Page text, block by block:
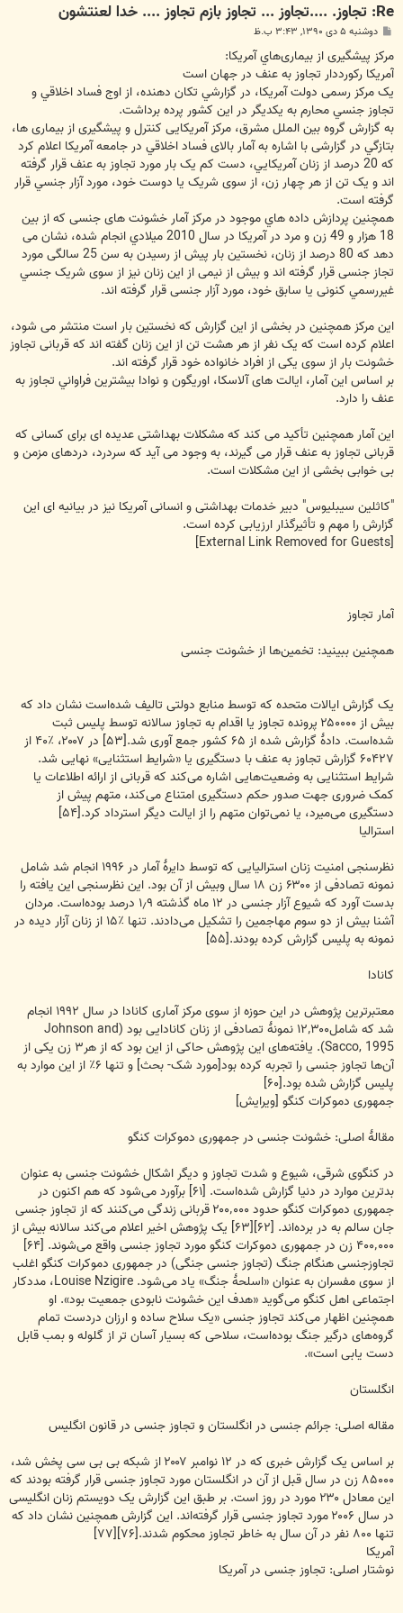
Re: تجاوز. ....تجاوز ... تجاوز بازم تجاوز .... خدا لعنتشون
ت
دوشنبه ۵ دی ۱۳۹۰, ۳:۴۳ ب.ظ
مرکز پیشگیری از بیماری‌هاي آمريکا:
آمريکا رکورددار تجاوز به عنف در جهان است
یک مرکز رسمی دولت آمریکا، در گزارشي تکان دهنده، از اوج فساد اخلاقي و
تجاوز جنسي محارم به يکديگر در این کشور پرده برداشت.
به گزارش گروه بين الملل مشرق، مرکز آمریکایی کنترل و پیشگیری از بیماری ها،
بتازگي در گزارشی با اشاره به آمار بالای فساد اخلاقي در جامعه آمریکا اعلام کرد
که 20 درصد از زنان آمریکايي، دست کم یک بار مورد تجاوز به عنف قرار گرفته
اند و يک تن از هر چهار زن، از سوی شریک يا دوست خود، مورد آزار جنسي قرار
گرفته است.
همچنین پردازش داده هاي موجود در مرکز آمار خشونت های جنسی که از بین
18 هزار و 49 زن و مرد در آمریکا در سال 2010 ميلادي انجام شده، نشان می
دهد که 80 درصد از زنان، نخستين بار پيش از رسیدن به سن 25 سالگی مورد
تجاز جنسی قرار گرفته اند و بیش از نیمی از این زنان نیز از سوی شريک جنسي
غيررسمي کنونی یا سابق خود، مورد آزار جنسی قرار گرفته اند.
این مرکز همچنين در بخشی از اين گزارش که نخستین بار است منتشر می شود،
اعلام کرده است که یک نفر از هر هشت تن از این زنان گفته اند که قربانی تجاوز
خشونت بار از سوی یکی از افراد خانواده خود قرار گرفته اند.
بر اساس این آمار، ایالت های آلاسکا، اوریگون و نوادا بیشترین فراواني تجاوز به
عنف را دارد.
این آمار همچنين تأکید می کند که مشکلات بهداشتی عدیده ای برای کسانی که
قربانی تجاوز به عنف قرار می گیرند، به وجود می آید که سردرد، دردهای مزمن و
بی خوابی بخشی از این مشکلات است.
"کاثلین سیبلیوس" دبیر خدمات بهداشتی و انسانی آمریکا نيز در بیانیه ای این
گزارش را مهم و تأثیرگذار ارزیابی کرده است.
[External Link Removed for Guests]
آمار تجاوز
همچنین ببینید: تخمین‌ها از خشونت جنسی
یک گزارش ایالات متحده که توسط منابع دولتی تالیف شده‌است نشان داد که
بیش از ۲۵۰۰۰۰ پرونده تجاوز یا اقدام به تجاوز سالانه توسط پلیس ثبت
شده‌است. دادهٔ گزارش شده از ۶۵ کشور جمع آوری شد.[۵۳] در ۲۰۰۷، ٪۴۰ از
۶۰۴۲۷ گزارش تجاوز به عنف با دستگیری یا «شرایط استثنایی» نهایی شد.
شرایط استثنایی به وضعیت‌هایی اشاره می‌کند که قربانی از ارائه اطلاعات یا
کمک ضروری جهت صدور حکم دستگیری امتناع می‌کند، متهم پیش از
دستگیری می‌میرد، یا نمی‌توان متهم را از ایالت دیگر استرداد کرد.[۵۴]
استرالیا
نظرسنجی امنیت زنان استرالیایی که توسط دایرهٔ آمار در ۱۹۹۶ انجام شد شامل
نمونه تصادفی از ۶۳۰۰ زن ۱۸ سال وبیش از آن بود. این نظرسنجی این یافته را
بدست آورد که شیوع آزار جنسی در ۱۲ ماه گذشته ۱٫۹ درصد بوده‌است. مردان
آشنا بیش از دو سوم مهاجمین را تشکیل می‌دادند. تنها ٪۱۵ از زنان آزار دیده در
نمونه به پلیس گزارش کرده بودند.[۵۵]
کانادا
معتبرترین پژوهش در این حوزه از سوی مرکز آماری کانادا در سال ۱۹۹۲ انجام
شد که شامل۱۲٬۳۰۰ نمونهٔ تصادفی از زنان کانادایی بود (Johnson and
Sacco, 1995). یافته‌های این پژوهش حاکی از این بود که از هر۳ زن یکی از
آن‌ها تجاوز جنسی را تجربه کرده بود[مورد شک- بحث] و تنها ۶٪ از این موارد به
پلیس گزارش شده بود.[۶۰]
جمهوری دموکرات کنگو [ویرایش]
مقالهٔ اصلی: خشونت جنسی در جمهوری دموکرات کنگو
در کنگوی شرقی، شیوع و شدت تجاوز و دیگر اشکال خشونت جنسی به عنوان
بدترین موارد در دنیا گزارش شده‌است. [۶۱] برآورد می‌شود که هم اکنون در
جمهوری دموکرات کنگو حدود ۲۰۰٬۰۰۰ قربانی زندگی می‌کنند که از تجاوز جنسی
جان سالم به در برده‌اند. [۶۲][۶۳] یک پژوهش اخیر اعلام می‌کند سالانه بیش از
۴۰۰٬۰۰۰ زن در جمهوری دموکرات کنگو مورد تجاوز جنسی واقع می‌شوند. [۶۴]
تجاوزجنسی هنگام جنگ (تجاوز جنسی جنگی) در جمهوری دموکرات کنگو اغلب
از سوی مفسران به عنوان «اسلحهٔ جنگ» یاد می‌شود. Louise Nzigire، مددکار
اجتماعی اهل کنگو می‌گوید «هدف این خشونت نابودی جمعیت بود». او
همچنین اظهار می‌کند تجاوز جنسی «یک سلاح ساده و ارزان دردست تمام
گروه‌های درگیر جنگ بوده‌است، سلاحی که بسیار آسان تر از گلوله و بمب قابل
دست یابی است».
انگلستان
مقاله اصلی: جرائم جنسی در انگلستان و تجاوز جنسی در قانون انگلیس
بر اساس یک گزارش خبری که در ۱۲ نوامبر ۲۰۰۷ از شبکه بی بی سی پخش شد،
۸۵۰۰۰ زن در سال قبل از آن در انگلستان مورد تجاوز جنسی قرار گرفته بودند که
این معادل ۲۳۰ مورد در روز است. بر طبق این گزارش یک دویستم زنان انگلیسی
در سال ۲۰۰۶ مورد تجاوز جنسی قرار گرفته‌اند. این گزارش همچنین نشان داد که
تنها ۸۰۰ نفر در آن سال به خاطر تجاوز محکوم شدند.[۷۶][۷۷]
آمریکا
نوشتار اصلی: تجاوز جنسی در آمریکا‎